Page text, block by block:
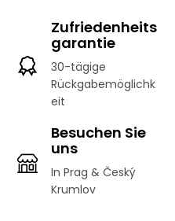
Zufriedenheits
garantie
30-tägige
Rückgabemöglichk
eit
Besuchen Sie
uns
In Prag & Český
Krumlov